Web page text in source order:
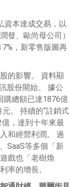
資本達成交易，以
發、歐尚母公司）
，新零售版圖再
的影響。 資料顯
股份開始。 據公
購總額已達1876億
。 持續的“註銷式
，達到十年來最
和經營利潤。 過
SaaS等多個「新
戲也「老樹煥
率的增長。